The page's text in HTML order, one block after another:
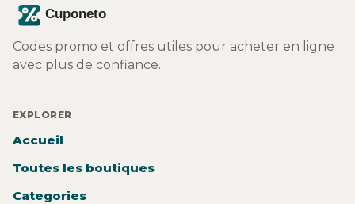
Codes promo et offres utiles pour acheter en ligne
avec plus de confiance.
EXPLORER
Accueil
Toutes les boutiques
Categories